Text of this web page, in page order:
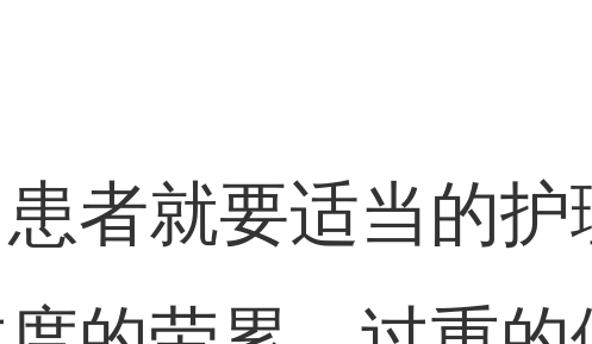
者就要适当的